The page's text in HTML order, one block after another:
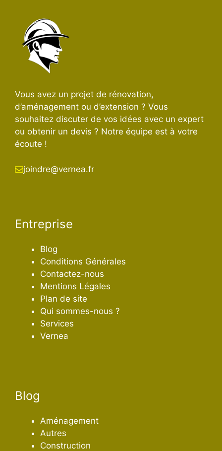
Vous avez un projet de rénovation,
d’aménagement ou d’extension ? Vous
souhaitez discuter de vos idées avec un expert
ou obtenir un devis ? Notre équipe est à votre
écoute !
joindre@vernea.fr
Entreprise
Blog
Conditions Générales
Contactez-nous
Mentions Légales
Plan de site
Qui sommes-nous ?
Services
Vernea
Blog
Aménagement
Autres
Construction